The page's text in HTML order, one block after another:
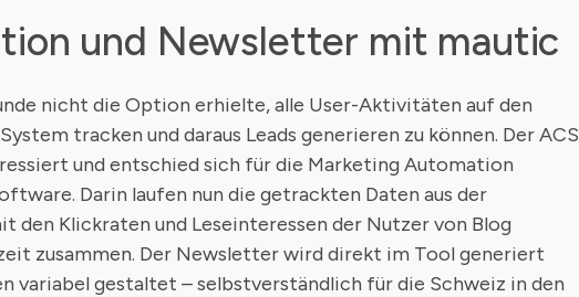
und Newsletter mit mautic
nicht die Option erhielte, alle User-Aktivitäten auf den
tracken und daraus Leads generieren zu können. Der ACS
und entschied sich für die Marketing Automation
Darin laufen nun die getrackten Daten aus der
den Klickraten und Leseinteressen der Nutzer von Blog
zusammen. Der Newsletter wird direkt im Tool generiert
variabel gestaltet – selbstverständlich für die Schweiz in den